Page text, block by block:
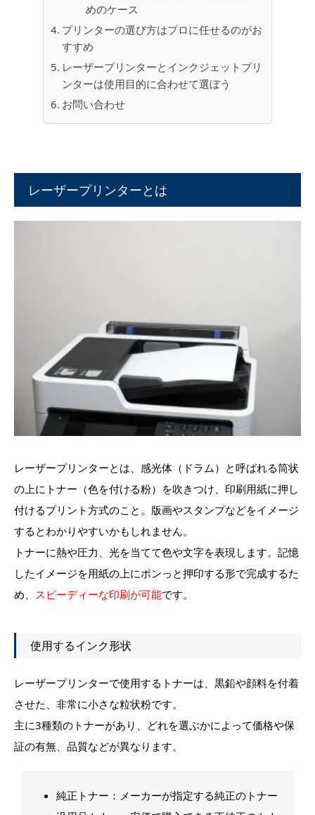
めのケース
プリンターの選び方はプロに任せるのがお
すすめ
レーザープリンターとインクジェットプリ
ンターは使用目的に合わせて選ぼう
お問い合わせ
レーザープリンターとは
レーザープリンターとは、感光体（ドラム）と呼ばれる筒状
の上にトナー（色を付ける粉）を吹きつけ、印刷用紙に押し
付けるプリント方式のこと。版画やスタンプなどをイメージ
するとわかりやすいかもしれません。
トナーに熱や圧力、光を当てて色や文字を表現します。記憶
したイメージを用紙の上にポンっと押印する形で完成するた
め、 スピーディーな印刷が可能です。
使用するインク形状
レーザープリンターで使用するトナーは、黒鉛や顔料を付着
させた、非常に小さな粒状粉です。
主に3種類のトナーがあり、どれを選ぶかによって価格や保
証の有無、品質などが異なります。
純正トナー：メーカーが指定する純正のトナー